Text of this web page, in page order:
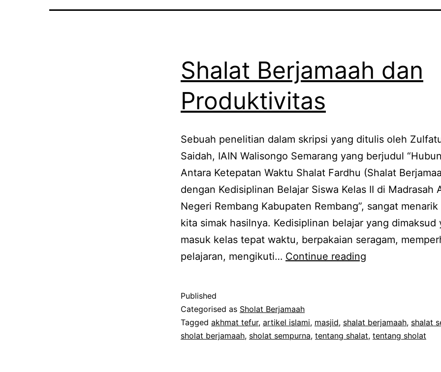
Shalat Berjamaah dan
Produktivitas
Sebuah penelitian dalam skripsi yang ditulis oleh
Saidah, IAIN Walisongo Semarang yang berjudul
Antara Ketepatan Waktu Shalat Fardhu (Shalat
dengan Kedisiplinan Belajar Siswa Kelas II di Madrasah
Negeri Rembang Kabupaten Rembang”, sangat
kita simak hasilnya. Kedisiplinan belajar yang dimaksud
masuk kelas tepat waktu, berpakaian seragam,
pelajaran, mengikuti… Continue reading
Published
Categorised as Sholat Berjamaah
Tagged akhmat tefur, artikel islami, masjid, shalat berjamaah, shalat
sholat berjamaah, sholat sempurna, tentang shalat, tentang sholat